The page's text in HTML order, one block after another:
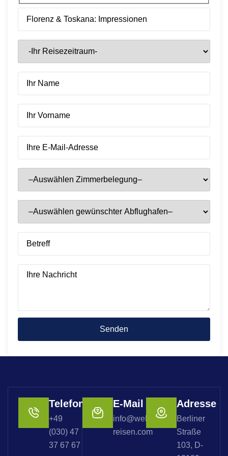
Telefon
+49
(030) 47
37 67 67
E-Mail
info@welterbe-
reisen.com
Adresse
Berliner
Straße
103, D-